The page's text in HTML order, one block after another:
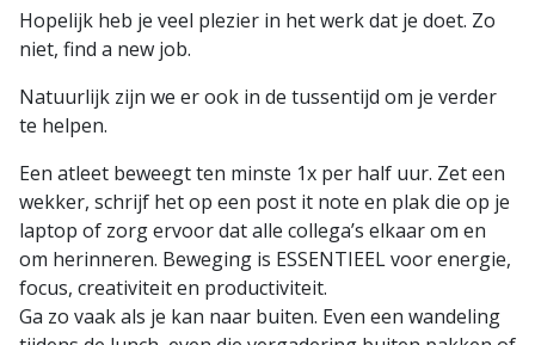
Hopelijk heb je veel plezier in het werk dat je doet. Zo
niet, find a new job.
Natuurlijk zijn we er ook in de tussentijd om je verder
te helpen.
Een atleet beweegt ten minste 1x per half uur. Zet een
wekker, schrijf het op een post it note en plak die op je
laptop of zorg ervoor dat alle collega’s elkaar om en
om herinneren. Beweging is ESSENTIEEL voor energie,
focus, creativiteit en productiviteit.
Ga zo vaak als je kan naar buiten. Even een wandeling